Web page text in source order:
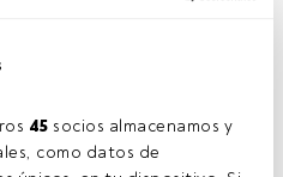
45 socios almacenamos y
como datos de